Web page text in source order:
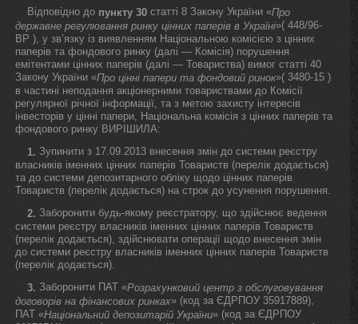
Відповідно до пункту 30 статті 8 Закону України «Про
державне регулювання ринку цінних паперів в Україні»( 448/96-
ВР ), у зв’язку із виявленням Національною комісією з цінних
паперів та фондового ринку (далі — Комісія) порушення
емітентами цінних паперів (далі — Товариства) вимог статті 40
Закону України «Про цінні папери та фондовий ринок»( 3480-15 )
в частині неподання акціонерними товариствами до Комісії
регулярної річної інформації, та з метою захисту інтересів
інвесторів у цінні папери, Національна комісія з цінних паперів та
фондового ринку ВИРІШИЛА:
1. Зупинити з 17.09.2013 внесення змін до системи реєстру
власників іменних цінних паперів Товариств (перелік додається)
та до системи депозитарного обліку щодо цінних паперів
Товариств (перелік додається) на строк до усунення порушення.
2. Заборонити будь-якому реєстратору, що здійснює ведення
системи реєстру власників іменних цінних паперів Товариств
(перелік додається), здійснювати операції щодо внесення змін
до системи реєстру власників іменних цінних паперів Товариств
(перелік додається).
3. Заборонити ПАТ «Розрахунковий центр з обслуговування
договорів на фінансових ринках» (код за ЄДРПОУ 35917889),
ПАТ «Національний депозитарій України» (код за ЄДРПОУ